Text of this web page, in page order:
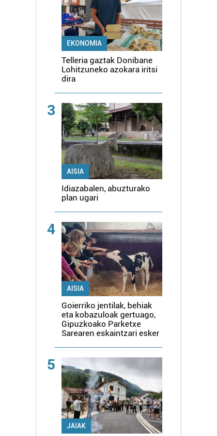
EKONOMIA
Telleria gaztak Donibane
Lohitzuneko azokara iritsi
dira
3
AISIA
Idiazabalen, abuzturako
plan ugari
4
AISIA
Goierriko jentilak, behiak
eta kobazuloak gertuago,
Gipuzkoako Parketxe
Sarearen eskaintzari esker
5
JAIAK